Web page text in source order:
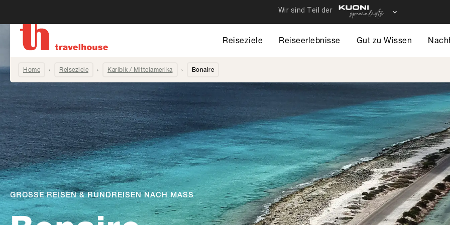
Reiseziele Reiseerlebnisse Gut zu Wissen
Home Reiseziele Karibik / Mittelamerika Bonaire
GROSSE REISEN & RUNDREISEN NACH MASS
-